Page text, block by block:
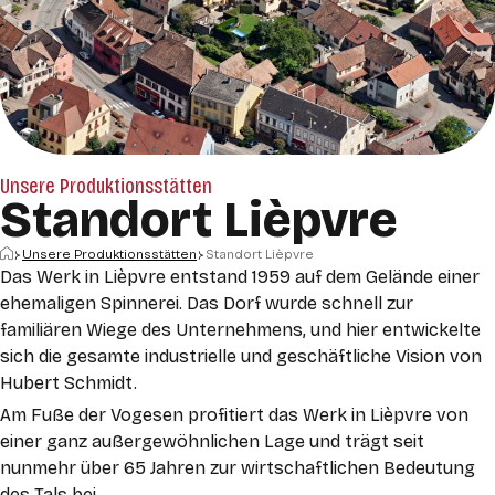
Unsere Produktionsstätten
Standort Lièpvre
Startseite
Unsere Produktionsstätten Standort Lièpvre
Das Werk in Lièpvre entstand 1959 auf dem Gelände einer
ehemaligen Spinnerei. Das Dorf wurde schnell zur
familiären Wiege des Unternehmens, und hier entwickelte
sich die gesamte industrielle und geschäftliche Vision von
Hubert Schmidt.
Am Fuße der Vogesen profitiert das Werk in Lièpvre von
einer ganz außergewöhnlichen Lage und trägt seit
nunmehr über 65 Jahren zur wirtschaftlichen Bedeutung